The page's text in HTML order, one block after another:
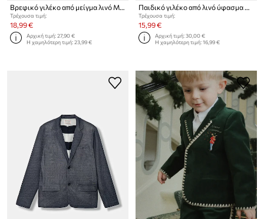
Βρεφικό γιλέκο από μείγμα λινό Mayoral
Τρέχουσα τιμή:
18,99 €
Αρχική τιμή:27,90 €
Η χαμηλότερη τιμή:23,99 €
Παιδικό γιλέκο από λινό ύφασμα Mayoral
Τρέχουσα τιμή:
15,99 €
Αρχική τιμή:30,00 €
Η χαμηλότερη τιμή:16,99 €